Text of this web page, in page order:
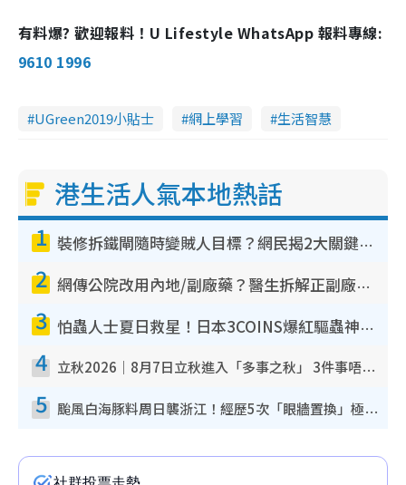
有料爆? 歡迎報料！U Lifestyle WhatsApp 報料專線:
9610 1996
UGreen2019小貼士 網上學習 生活智慧
港生活人氣本地熱話
1 裝修拆鐵閘隨時變賊人目標？網民揭2大關鍵用途：裝新式等於白裝？附新舊鐵閘分別
2 網傳公院改用內地/副廠藥？醫生拆解正副廠分別 揭4類人換藥隨時出事
3 怕蟲人士夏日救星！日本3COINS爆紅驅蟲神器$45起 1招「全程免觸碰」輕鬆搞定小強
4 立秋2026｜8月7日立秋進入「多事之秋」 3件事唔做得！專家教6招開運 清枱頭／銀包納氣接好運
5 颱風白海豚料周日襲浙江！經歷5次「眼牆置換」極罕見 成登陸內地最長途颱風